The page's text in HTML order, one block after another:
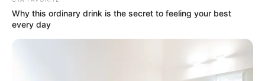
ธุรกิจมีสิทธิ์รุ่งเช็คเบอร์มงคลจาก อ.ช้าง ทศพร ได้ที่นี่
Why this ordinary drink is the secret to feeling your best
every day